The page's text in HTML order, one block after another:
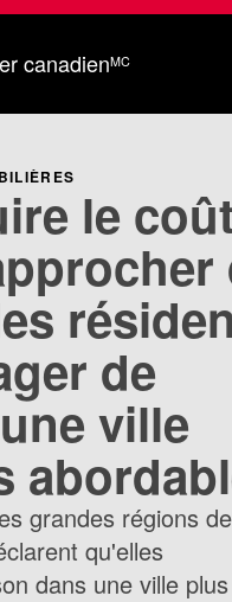
canadienMC
le
de
ville
grandes régions de
qu'elles
dans une ville plus